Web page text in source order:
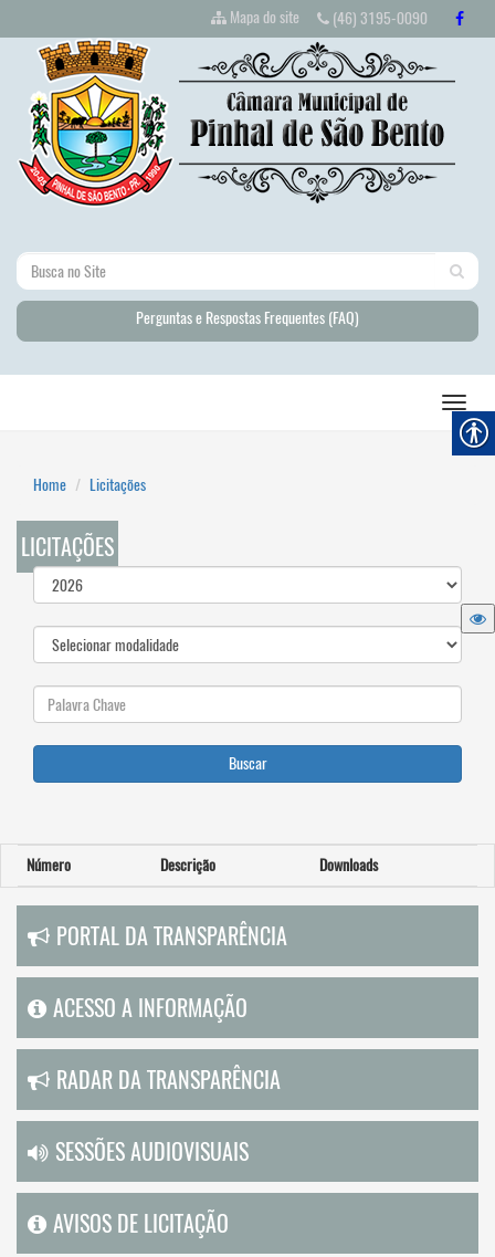
Mapa do site (46) 3195-0090
Perguntas e Respostas Frequentes (FAQ)
Home Licitações
LICITAÇÕES
Buscar
Número Descrição Downloads
PORTAL DA TRANSPARÊNCIA
ACESSO A INFORMAÇÃO
RADAR DA TRANSPARÊNCIA
SESSÕES AUDIOVISUAIS
AVISOS DE LICITAÇÃO